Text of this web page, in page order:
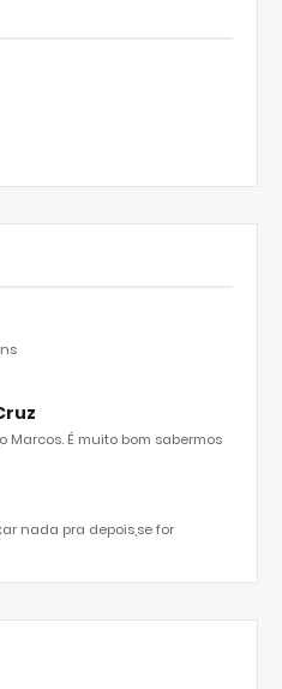
Marcos. É muito bom sabermos
nada pra depois,se for